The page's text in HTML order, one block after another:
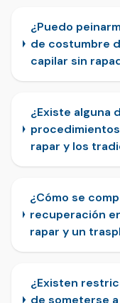
¿Puedo
de costumbre
capilar sin
¿Existe alguna
rapar y los
¿Cómo se
recuperación
rapar y un
¿Existen
de someterse